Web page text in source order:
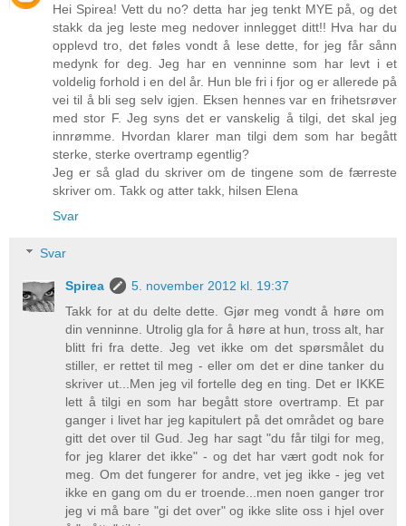
Hei Spirea! Vett du no? detta har jeg tenkt MYE på, og det
stakk da jeg leste meg nedover innlegget ditt!! Hva har du
opplevd tro, det føles vondt å lese dette, for jeg får sånn
medynk for deg. Jeg har en venninne som har levt i et
voldelig forhold i en del år. Hun ble fri i fjor og er allerede på
vei til å bli seg selv igjen. Eksen hennes var en frihetsrøver
med stor F. Jeg syns det er vanskelig å tilgi, det skal jeg
innrømme. Hvordan klarer man tilgi dem som har begått
sterke, sterke overtramp egentlig?
Jeg er så glad du skriver om de tingene som de færreste
skriver om. Takk og atter takk, hilsen Elena
Svar
Svar
Spirea
5. november 2012 kl. 19:37
Takk for at du delte dette. Gjør meg vondt å høre om
din venninne. Utrolig gla for å høre at hun, tross alt, har
blitt fri fra dette. Jeg vet ikke om det spørsmålet du
stiller, er rettet til meg - eller om det er dine tanker du
skriver ut...Men jeg vil fortelle deg en ting. Det er IKKE
lett å tilgi en som har begått store overtramp. Et par
ganger i livet har jeg kapitulert på det området og bare
gitt det over til Gud. Jeg har sagt "du får tilgi for meg,
for jeg klarer det ikke" - og det har vært godt nok for
meg. Om det fungerer for andre, vet jeg ikke - jeg vet
ikke en gang om du er troende...men noen ganger tror
jeg vi må bare "gi det over" og ikke slite oss i hjel over